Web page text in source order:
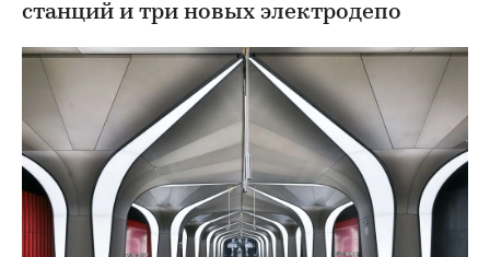
станций и три новых электродепо